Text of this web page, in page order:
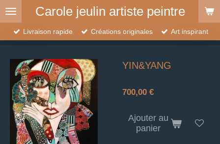
Passer
contenu
principal
Carole jeulin artiste peintre
Livraison rapide Créations originales Art inspirant
YIN&YANG
700,00 €
Ajouter au
panier